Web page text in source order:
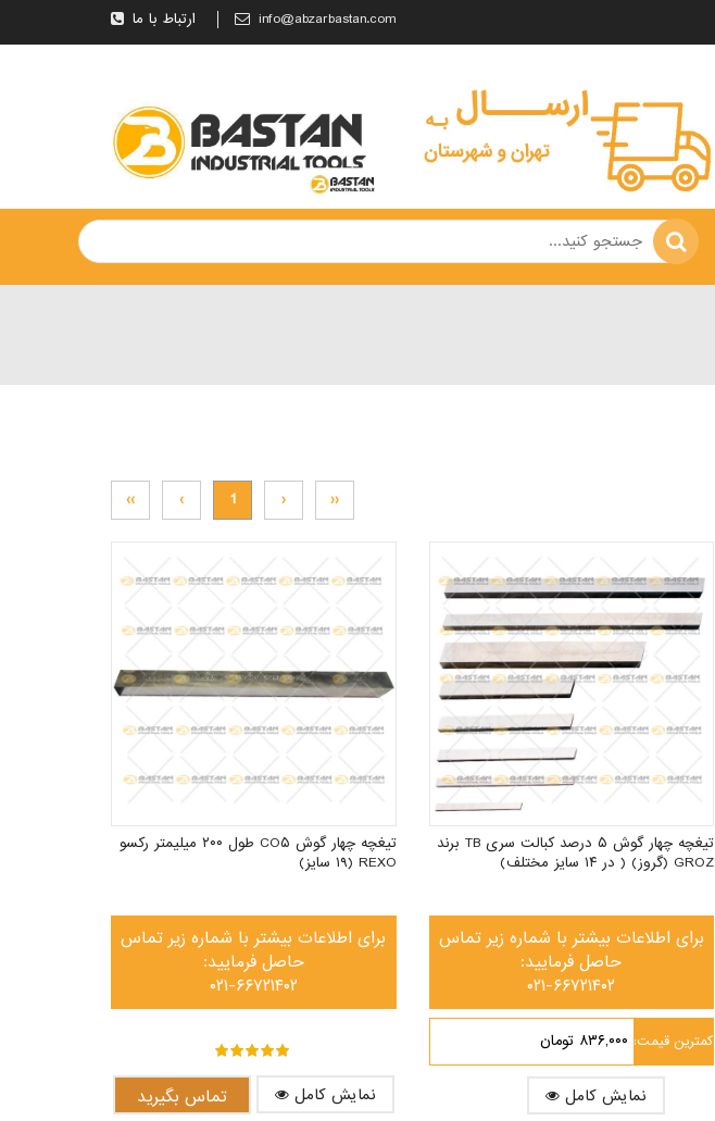
ارتباط با ما info@abzarbastan.com
›› › 1 ‹ ‹‹
تیغچه چهار گوش ۵ درصد کبالت سری TB برند
GROZ (گروز) ( در ۱۴ سایز مختلف)
برای اطلاعات بیشتر با شماره زیر تماس
حاصل فرمایید:
۰۲۱-۶۶۷۲۱۴۰۲
۸۳۶,۰۰۰ تومان کمترین قیمت:
نمایش کامل
تیغچه چهار گوش CO۵ طول ۲۰۰ میلیمتر رکسو
REXO (۱۹ سایز)
برای اطلاعات بیشتر با شماره زیر تماس
حاصل فرمایید:
۰۲۱-۶۶۷۲۱۴۰۲
نمایش کامل تماس بگیرید